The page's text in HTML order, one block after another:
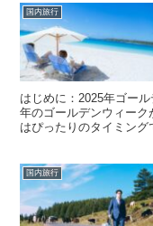
国内旅行
はじめに：2025年ゴー
年のゴールデンウィーク
はぴったりのタイミング
国内旅行